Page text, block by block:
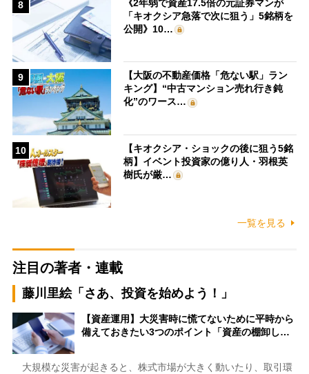
8
《2年弱で資産17.5倍の元証券マンが
「キオクシア急落で次に狙う」5銘柄を
公開》10…
9
【大阪の不動産価格「危ない駅」ラン
キング】“中古マンション売れ行き鈍
化”のワース…
10
【キオクシア・ショックの後に狙う5銘
柄】イベント投資家の億り人・羽根英
樹氏が厳…
一覧を見る
注目の著者・連載
藤川里絵「さあ、投資を始めよう！」
【資産運用】大災害時に慌てないために平時から
備えておきたい3つのポイント「資産の棚卸し…
大規模な災害が起きると、株式市場が大きく動いたり、取引環